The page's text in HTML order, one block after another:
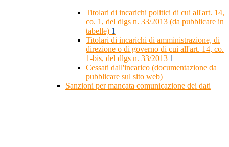
Titolari di incarichi politici di cui all'art. 14,
co. 1, del dlgs n. 33/2013 (da pubblicare in
tabelle) 1
Titolari di incarichi di amministrazione, di
direzione o di governo di cui all'art. 14, co.
1-bis, del dlgs n. 33/2013 1
Cessati dall'incarico (documentazione da
pubblicare sul sito web)
Sanzioni per mancata comunicazione dei dati